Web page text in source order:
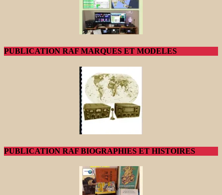
PUBLICATION RAF MARQUES ET MODELES
PUBLICATION RAF BIOGRAPHIES ET HISTOIRES